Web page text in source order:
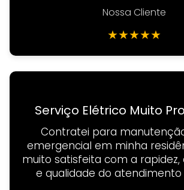
Nossa Cliente
★★★★★
Serviço Elétrico Muito
Contratei para
emergencial em minha
muito satisfeita com a rapidez,
e qualidade do atendimento